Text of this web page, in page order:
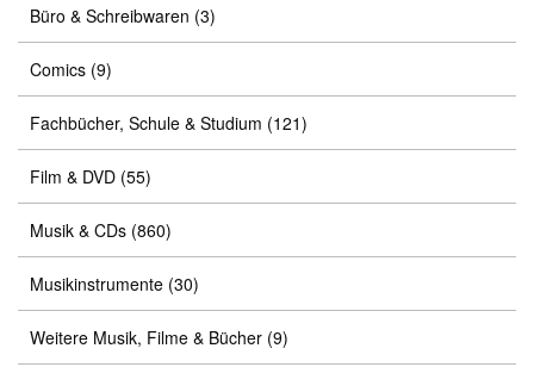
Büro & Schreibwaren (3)
Comics (9)
Fachbücher, Schule & Studium (121)
Film & DVD (55)
Musik & CDs (860)
Musikinstrumente (30)
Weitere Musik, Filme & Bücher (9)